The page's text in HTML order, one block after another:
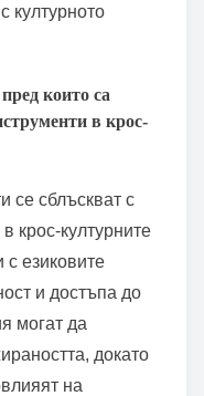
културното
които са
в крос-
се сблъскват с
крос-културните
езиковите
и достъпа до
могат да
докато
на